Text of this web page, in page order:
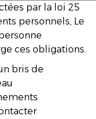
par la loi 25
personnels, Le
ces obligations.
bris de